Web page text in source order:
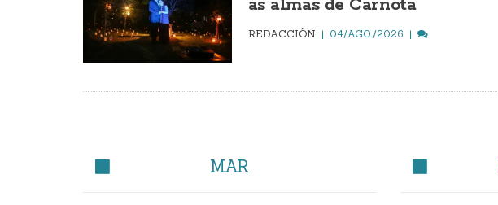
as almas de Carnota
REDACCIÓN 04/AGO./2026
MAR